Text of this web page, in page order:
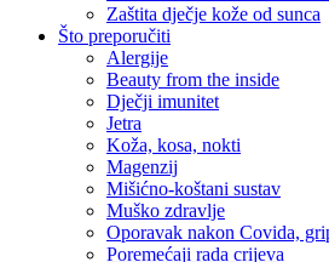
Zaštita dječje kože od sunca
Što preporučiti
Alergije
Beauty from the inside
Dječji imunitet
Jetra
Koža, kosa, nokti
Magenzij
Mišićno-koštani sustav
Muško zdravlje
Oporavak nakon Covida,
Poremećaji rada crijeva